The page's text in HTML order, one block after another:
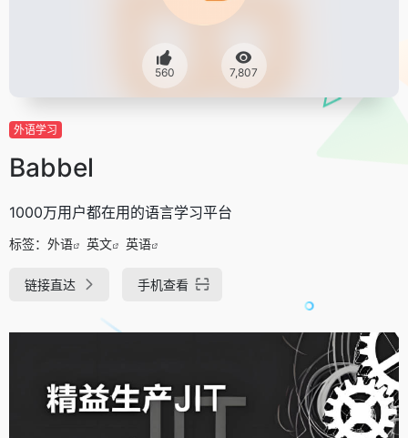
560 7,807
外语学习
Babbel
1000万用户都在用的语言学习平台
标签： 外语 英文 英语
链接直达 手机查看